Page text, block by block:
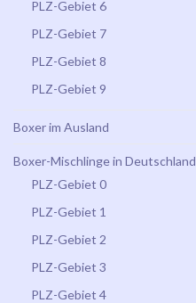
PLZ-Gebiet 6
PLZ-Gebiet 7
PLZ-Gebiet 8
PLZ-Gebiet 9
Boxer im Ausland
Boxer-Mischlinge in Deutschland
PLZ-Gebiet 0
PLZ-Gebiet 1
PLZ-Gebiet 2
PLZ-Gebiet 3
PLZ-Gebiet 4